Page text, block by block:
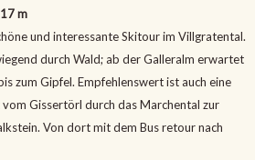
m
und interessante Skitour im Villgratental.
durch Wald; ab der Galleralm erwartet
zum Gipfel. Empfehlenswert ist auch eine
Gissertörl durch das Marchental zur
Von dort mit dem Bus retour nach